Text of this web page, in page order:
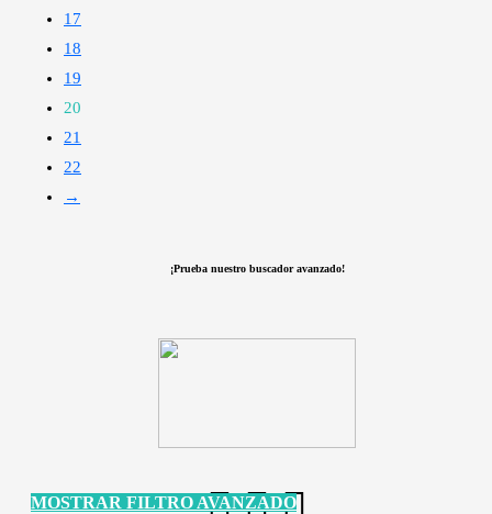
17
18
19
20
21
22
→
¡Prueba nuestro buscador avanzado!
MOSTRAR FILTRO AVANZADO